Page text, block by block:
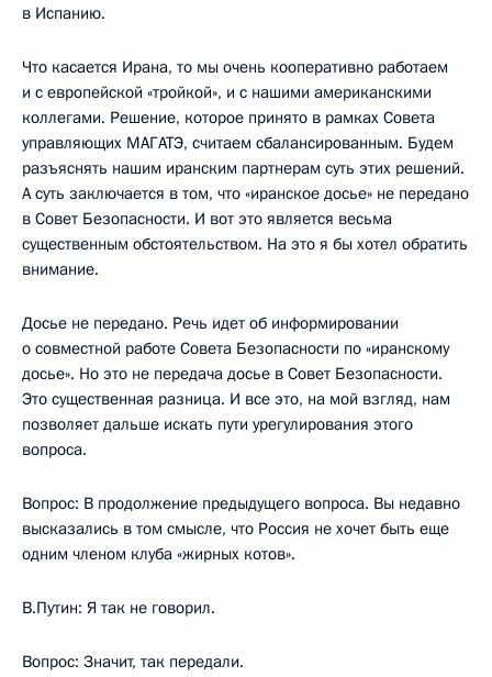
в Испанию.
Что касается Ирана, то мы очень кооперативно работаем
и с европейской «тройкой», и с нашими американскими
коллегами. Решение, которое принято в рамках Совета
управляющих МАГАТЭ, считаем сбалансированным. Будем
разъяснять нашим иранским партнерам суть этих решений.
А суть заключается в том, что «иранское досье» не передано
в Совет Безопасности. И вот это является весьма
существенным обстоятельством. На это я бы хотел обратить
внимание.
Досье не передано. Речь идет об информировании
о совместной работе Совета Безопасности по «иранскому
досье». Но это не передача досье в Совет Безопасности.
Это существенная разница. И все это, на мой взгляд, нам
позволяет дальше искать пути урегулирования этого
вопроса.
Вопрос: В продолжение предыдущего вопроса. Вы недавно
высказались в том смысле, что Россия не хочет быть еще
одним членом клуба «жирных котов».
В.Путин: Я так не говорил.
Вопрос: Значит, так передали.